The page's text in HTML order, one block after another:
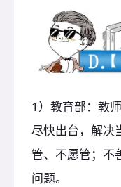
1）教育部：教
尽快出台，解决
管、不愿管；不
问题。